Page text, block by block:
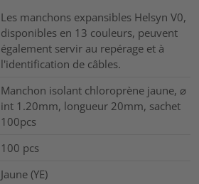
Les manchons expansibles Helsyn V0,
disponibles en 13 couleurs, peuvent
également servir au repérage et à
l'identification de câbles.
Manchon isolant chloroprène jaune, ⌀
int 1.20mm, longueur 20mm, sachet
100pcs
100 pcs
Jaune (YE)